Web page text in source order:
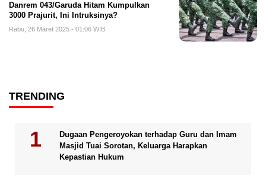
Danrem 043/Garuda Hitam Kumpulkan
3000 Prajurit, Ini Intruksinya?
Rabu, 26 Maret 2025 - 01:06 WIB
TRENDING
Dugaan Pengeroyokan terhadap Guru dan Imam
Masjid Tuai Sorotan, Keluarga Harapkan
Kepastian Hukum